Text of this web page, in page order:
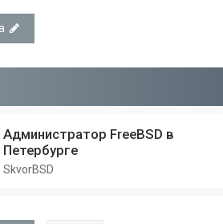
Администратор FreeBSD в
Петербурге
SkvorBSD